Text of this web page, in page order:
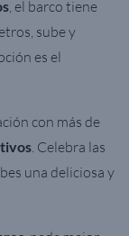
, el barco tiene
sube y
es el
con más de
. Celebra las
una deliciosa y